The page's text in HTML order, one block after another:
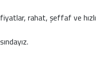
rahat, şeffaf ve